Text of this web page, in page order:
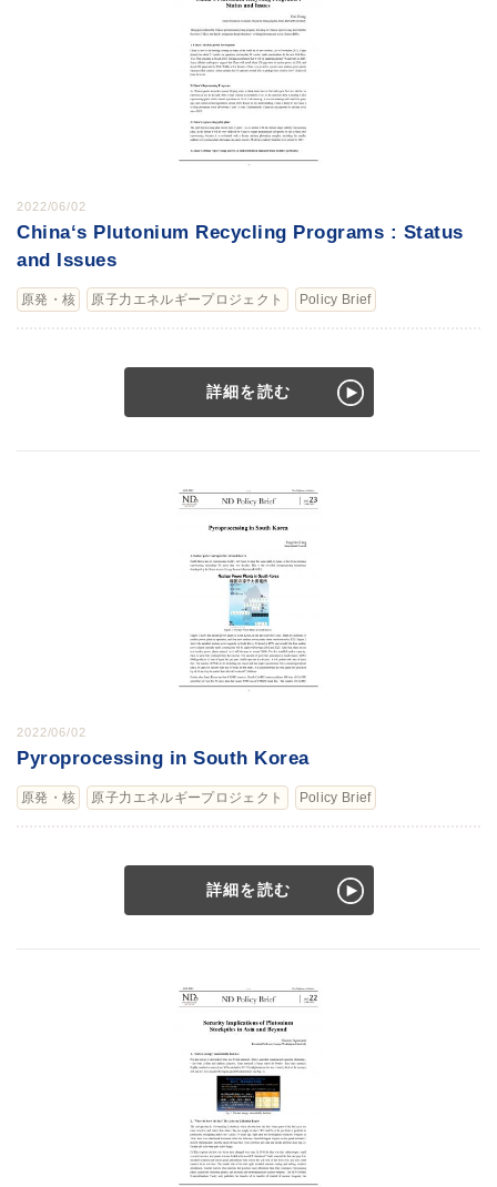
2022/06/02
China‘s Plutonium Recycling Programs : Status
and Issues
原発・核 原子力エネルギープロジェクト Policy Brief
詳細を読む
2022/06/02
Pyroprocessing in South Korea
原発・核 原子力エネルギープロジェクト Policy Brief
詳細を読む